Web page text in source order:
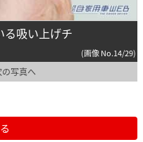
る吸い上げチ
(画像 No.14/29)
写真へ